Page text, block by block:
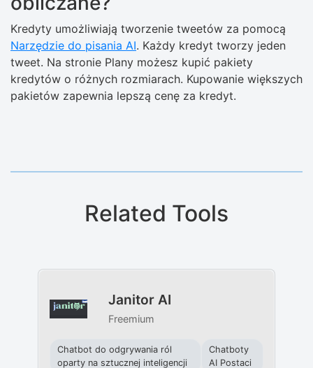
Kredyty umożliwiają tworzenie tweetów za pomocą
Narzędzie do pisania AI. Każdy kredyt tworzy jeden
tweet. Na stronie Plany możesz kupić pakiety
kredytów o różnych rozmiarach. Kupowanie większych
pakietów zapewnia lepszą cenę za kredyt.
Related Tools
Janitor AI
Freemium
Chatbot do odgrywania ról
oparty na sztucznej inteligencji
Chatboty
AI Postaci